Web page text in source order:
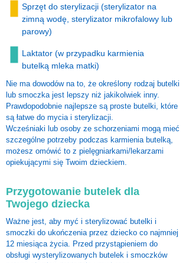
Sprzęt do sterylizacji (sterylizator na
zimną wodę, sterylizator mikrofalowy lub
parowy)
Laktator (w przypadku karmienia
butelką mleka matki)
Nie ma dowodów na to, że określony rodzaj butelki
lub smoczka jest lepszy niż jakikolwiek inny.
Prawdopodobnie najlepsze są proste butelki, które
są łatwe do mycia i sterylizacji.
Wcześniaki lub osoby ze schorzeniami mogą mieć
szczególne potrzeby podczas karmienia butelką,
możesz omówić to z pielęgniarkami/lekarzami
opiekującymi się Twoim dzieckiem.
Przygotowanie butelek dla
Twojego dziecka
Ważne jest, aby myć i sterylizować butelki i
smoczki do ukończenia przez dziecko co najmniej
12 miesiąca życia. Przed przystąpieniem do
obsługi wysterylizowanych butelek i smoczków